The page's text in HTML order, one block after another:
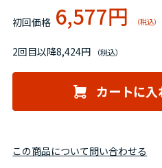
初回価格 6,577円
2回目以降8,424円
カートに入
この商品について問い合わせる